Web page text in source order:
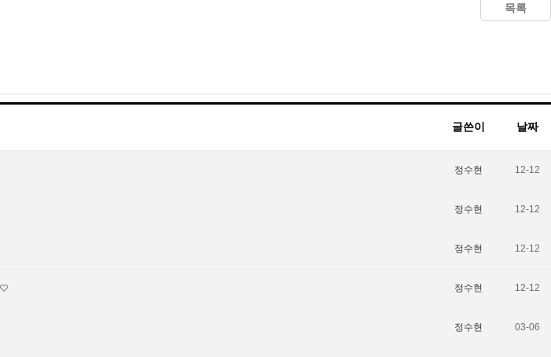
목록
글쓴이 날짜
정수현 12-12
정수현 12-12
정수현 12-12
정수현 12-12
정수현 03-06